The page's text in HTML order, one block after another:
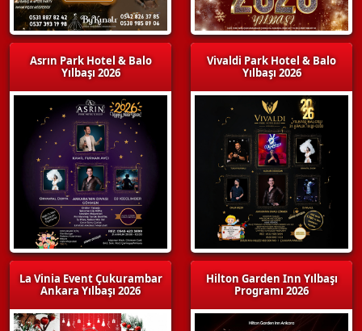
Asrın Park Hotel & Balo
Yılbaşı 2026
La Vinia Event Çukurambar
Ankara Yılbaşı 2026
Vivaldi Park Hotel & Balo
Yılbaşı 2026
Hilton Garden Inn Yılbaşı
Programı 2026